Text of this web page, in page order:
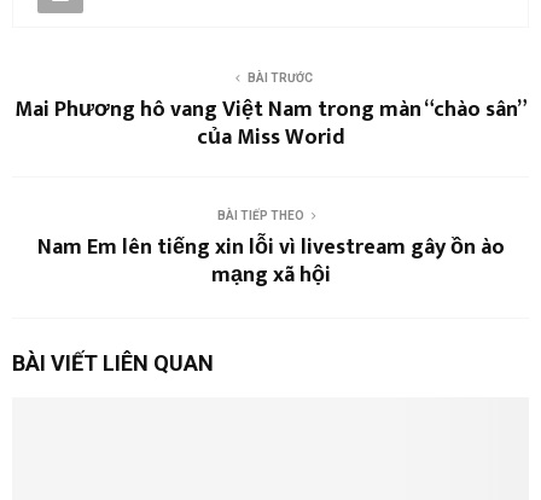
BÀI TRƯỚC
Mai Phương hô vang Việt Nam trong màn “chào sân”
của Miss Worid
BÀI TIẾP THEO
Nam Em lên tiếng xin lỗi vì livestream gây ồn ào
mạng xã hội
BÀI VIẾT LIÊN QUAN